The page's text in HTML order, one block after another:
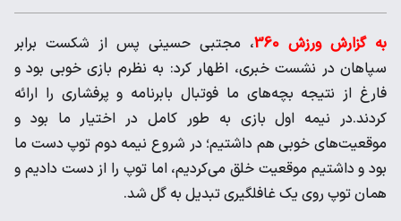
به گزارش ورزش 360
، مجتبی حسینی پس از شکست برابر
سپاهان در نشست خبری، اظهار کرد: به نظرم بازی خوبی بود و
فارغ از نتیجه بچه‌های ما فوتبال بابرنامه و پرفشاری را ارائه
کردند.در نیمه اول بازی به طور کامل در اختیار ما بود و
موقعیت‌های خوبی هم داشتیم؛ در شروع نیمه دوم توپ دست ما
بود و داشتیم موقعیت خلق می‌کردیم، اما توپ را از دست دادیم و
همان توپ روی یک غافلگیری تبدیل به گل شد.